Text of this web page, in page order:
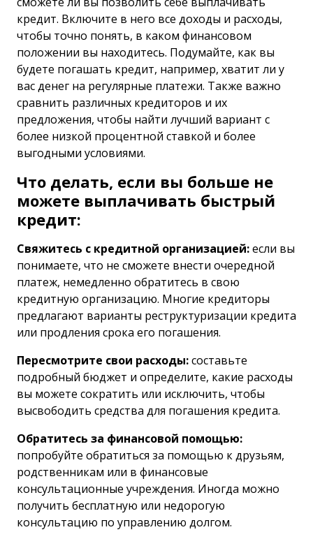
кредит. Включите в него все доходы и расходы,
чтобы точно понять, в каком финансовом
положении вы находитесь. Подумайте, как вы
будете погашать кредит, например, хватит ли у
вас денег на регулярные платежи. Также важно
сравнить различных кредиторов и их
предложения, чтобы найти лучший вариант с
более низкой процентной ставкой и более
выгодными условиями.
Что делать, если вы больше не
можете выплачивать быстрый
кредит:
Свяжитесь с кредитной организацией:если вы
понимаете, что не сможете внести очередной
платеж, немедленно обратитесь в свою
кредитную организацию. Многие кредиторы
предлагают варианты реструктуризации кредита
или продления срока его погашения.
Пересмотрите свои расходы:составьте
подробный бюджет и определите, какие расходы
вы можете сократить или исключить, чтобы
высвободить средства для погашения кредита.
Обратитесь за финансовой помощью:
попробуйте обратиться за помощью к друзьям,
родственникам или в финансовые
консультационные учреждения. Иногда можно
получить бесплатную или недорогую
консультацию по управлению долгом.